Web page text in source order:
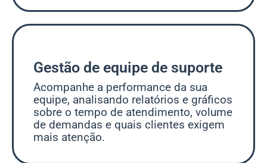
Gestão de equipe de suporte
Acompanhe a performance da sua
equipe, analisando relatórios e gráficos
sobre o tempo de atendimento, volume
de demandas e quais clientes exigem
mais atenção.